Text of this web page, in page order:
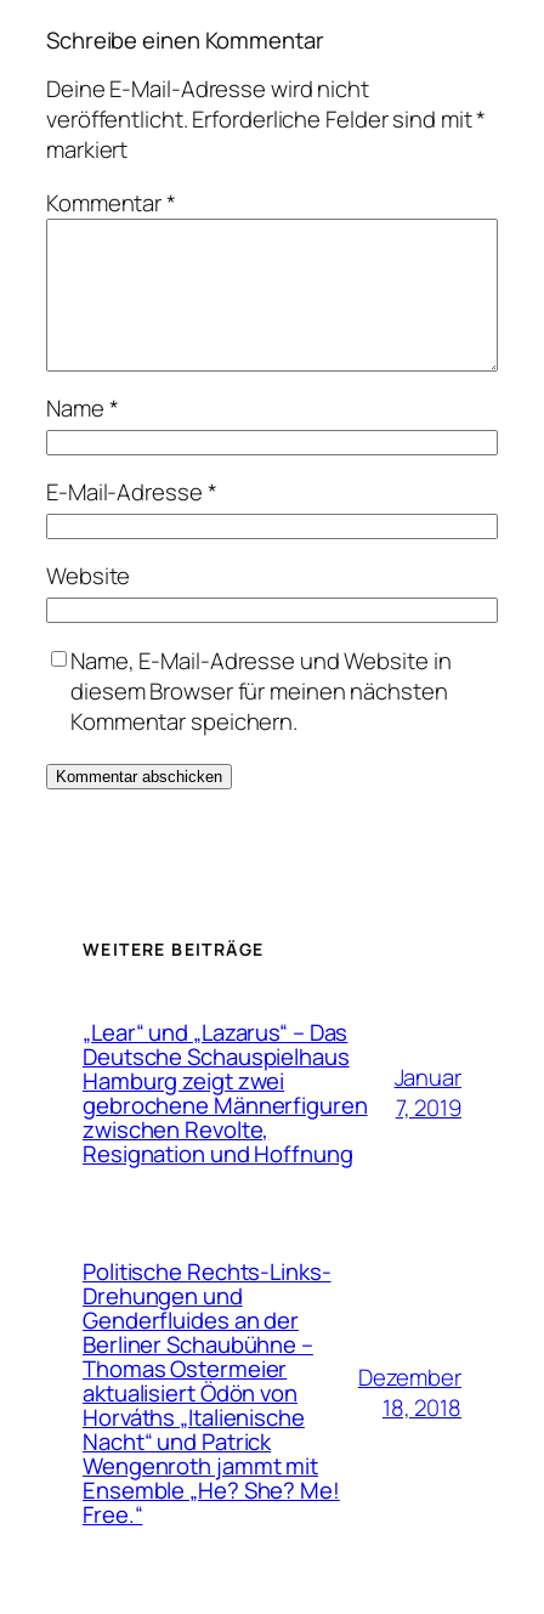
Schreibe einen Kommentar
Deine E-Mail-Adresse wird nicht
veröffentlicht.Erforderliche Felder sind mit*
markiert
Kommentar*
Name*
E-Mail-Adresse*
Website
Name, E-Mail-Adresse und Website in
diesem Browser für meinen nächsten
Kommentar speichern.
WEITERE BEITRÄGE
„Lear“ und „Lazarus“ – Das
Deutsche Schauspielhaus
Hamburg zeigt zwei
gebrochene Männerfiguren
zwischen Revolte,
Resignation und Hoffnung
Januar
7, 2019
Politische Rechts-Links-
Drehungen und
Genderfluides an der
Berliner Schaubühne –
Thomas Ostermeier
aktualisiert Ödön von
Horváths „Italienische
Nacht“ und Patrick
Wengenroth jammt mit
Ensemble „He? She? Me!
Free.“
Dezember
18, 2018